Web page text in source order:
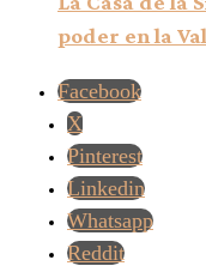
poder en la
Facebook
X
Pinterest
Linkedin
Whatsapp
Reddit